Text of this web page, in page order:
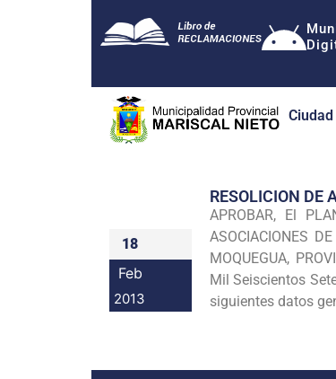
Ciudad
18
Feb
2013
RESOLICION DE
APROBAR, El
ASOCIACIONES
MOQUEGUA,
MilSeiscientos
siguientes datos